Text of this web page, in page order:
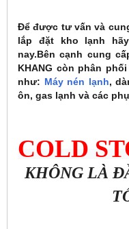
Để được tư vấn và
lắp đặt kho lạnh
nay.Bên cạnh cung
KHANG còn phân
như: Máy nén lạnh,
ôn, gas lạnh và các
COLD
KHÔNG LÀ